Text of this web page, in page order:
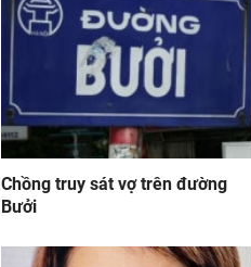
Chồng truy sát vợ trên đường
Bưởi